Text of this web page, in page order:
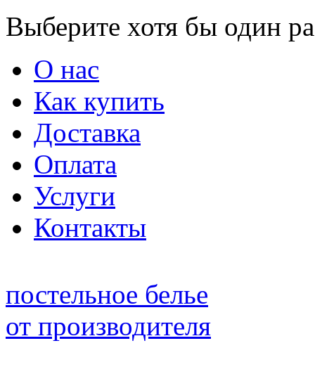
Выберите хотя бы один
О нас
Как купить
Доставка
Оплата
Услуги
Контакты
постельное белье
от производителя